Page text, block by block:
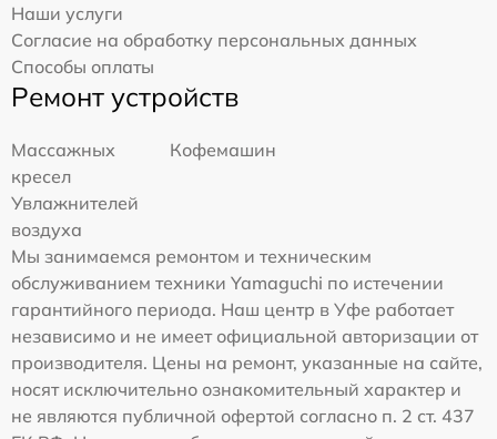
Наши услуги
Согласие на обработку персональных данных
Способы оплаты
Ремонт устройств
Массажных
кресел
Кофемашин
Увлажнителей
воздуха
Мы занимаемся ремонтом и техническим
обслуживанием техники Yamaguchi по истечении
гарантийного периода. Наш центр в Уфе работает
независимо и не имеет официальной авторизации от
производителя. Цены на ремонт, указанные на сайте,
носят исключительно ознакомительный характер и
не являются публичной офертой согласно п. 2 ст. 437